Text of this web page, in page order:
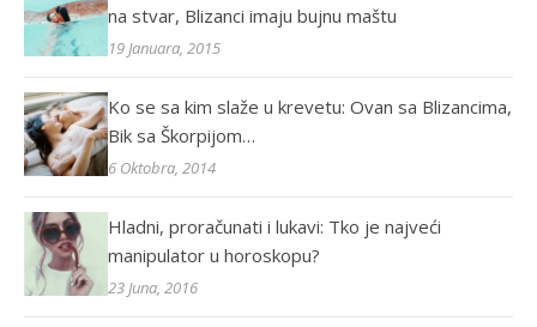
na stvar, Blizanci imaju bujnu maštu
19 Januara, 2015
Ko se sa kim slaže u krevetu: Ovan sa Blizancima,
Bik sa Škorpijom…
6 Oktobra, 2014
Hladni, proračunati i lukavi: Tko je najveći
manipulator u horoskopu?
23 Juna, 2016